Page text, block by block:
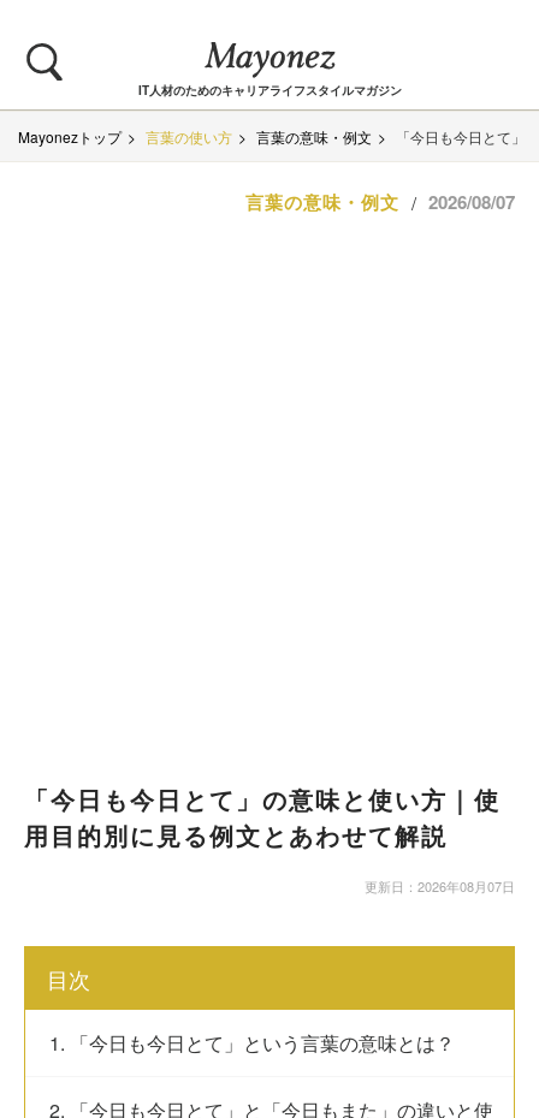
IT人材のためのキャリアライフスタイルマガジン
Mayonezトップ 言葉の使い方 言葉の意味・例文 「今日も今日とて」
言葉の意味・例文 / 2026/08/07
「今日も今日とて」の意味と使い方｜使
用目的別に見る例文とあわせて解説
更新日：2026年08月07日
目次
1. 「今日も今日とて」という言葉の意味とは？
2. 「今日も今日とて」と「今日もまた」の違いと使